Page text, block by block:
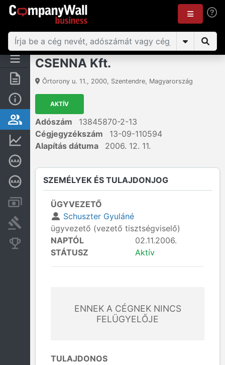
Összegzés
Alap információk
Személyek és tulajdonjog
Pénzügyi információk
Mélyreható hitelminősítés
Számlák és zárolások
Bírósági eljárások
Konkurens cégek
CSENNA Kft.
Őrtorony u. 11., 2000, Szentendre, Magyarország
AKTÍV
Adószám
13845870-2-13
Cégjegyzékszám
13-09-110594
Alapítás dátuma
2006. 12. 11.
SZEMÉLYEK ÉS TULAJDONJOG
ÜGYVEZETŐ
Schuszter Gyuláné
ügyvezető (vezető tisztségviselő)
NAPTÓL
02.11.2006.
STÁTUSZ
Aktív
ENNEK A CÉGNEK NINCS
FELÜGYELŐJE
TULAJDONOS